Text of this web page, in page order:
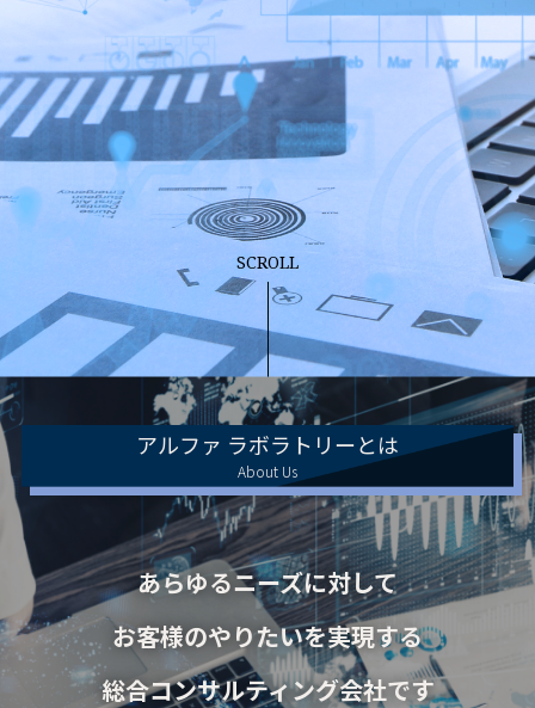
SCROLL
アルファ ラボラトリーとは
About Us
あらゆるニーズに対して
お客様のやりたいを実現する
総合コンサルティング会社です